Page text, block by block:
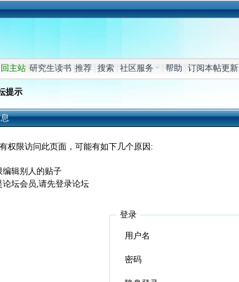
主站 |研究生读书 |推荐 |搜索 |社区服务 |帮助 |订阅本帖更新
提示
权限访问此页面，可能有如下几个原因:
编辑别人的贴子
论坛会员,请先登录论坛
登录
用户名
密码